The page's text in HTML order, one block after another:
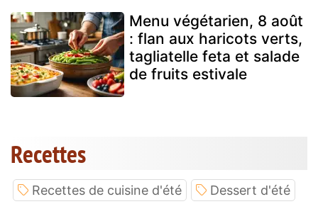
Menu végétarien, 8 août
: flan aux haricots verts,
tagliatelle feta et salade
de fruits estivale
Recettes
Recettes de cuisine d'été
Dessert d'été